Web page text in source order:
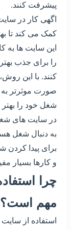
پیشرفت کنند.
اگهی کار در
کمک می کند تا
این سایت ها به
را برای جذب
کنند. با این
صورت موثرتر
شغل خود را بهتر
در سایت های
به دنبال شغل
برای پیدا
و کارها بسیار
چرا
مهم است؟
استفاده از